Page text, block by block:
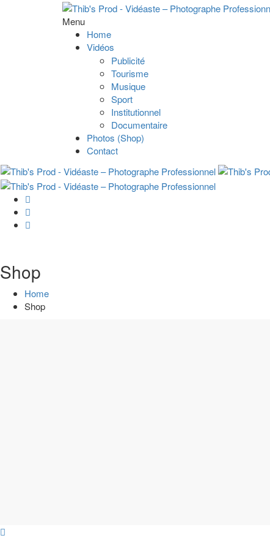
Menu
Home
Vidéos
Publicité
Tourisme
Musique
Sport
Institutionnel
Documentaire
Photos (Shop)
Contact
Shop
Home
Shop